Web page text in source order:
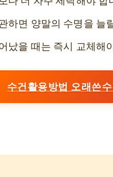
하면 양말의 수명을 늘
났을 때는 즉시 교체해
수건활용방법 오래쓴